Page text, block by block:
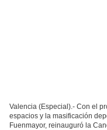
Valencia (Especial).- Con el
espacios y la masificación
Fuenmayor, reinauguró la